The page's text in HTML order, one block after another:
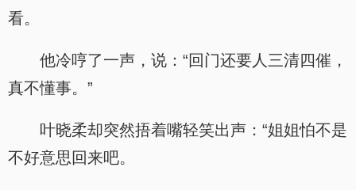
看。
他冷哼了一声，说：“回门还要人三清四催，
真不懂事。”
叶晓柔却突然捂着嘴轻笑出声：“姐姐怕不是
不好意思回来吧。